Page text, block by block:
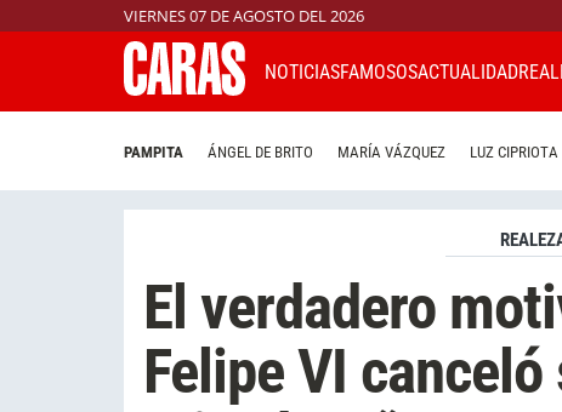
VIERNES 07 DE AGOSTO DEL 2026
NOTICIASFAMOSOSACTUALIDAD
PAMPITA ÁNGEL DE BRITO MARÍA VÁZQUEZ LUZ CIPRIOTA
El verdadero
Felipe VI